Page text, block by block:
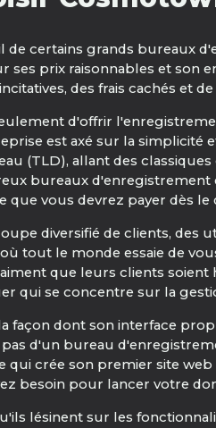
certains grands bureaux
ses prix raisonnables et
des frais cachés et
d'offrir
est axé sur la simplicité
(TLD), allant des
bureaux
que vous devrez payer dès le
diversifié de clients, des
tout le monde essaie de
que leurs clients
qui se concentre sur la
façon dont son interface
d'un bureau
crée son premier site
besoin pour lancer votre
lésinent sur les